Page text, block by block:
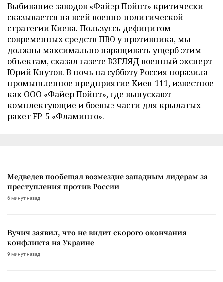
Выбивание заводов «Файер Пойнт» критически
сказывается на всей военно-политической
стратегии Киева. Пользуясь дефицитом
современных средств ПВО у противника, мы
должны максимально наращивать ущерб этим
объектам, сказал газете ВЗГЛЯД военный эксперт
Юрий Кнутов. В ночь на субботу Россия поразила
промышленное предприятие Киев-111, известное
как ООО «Файер Пойнт», где выпускают
комплектующие и боевые части для крылатых
ракет FP-5 «Фламинго».
Медведев пообещал возмездие западным лидерам за
преступления против России
6 минут назад
Вучич заявил, что не видит скорого окончания
конфликта на Украине
9 минут назад